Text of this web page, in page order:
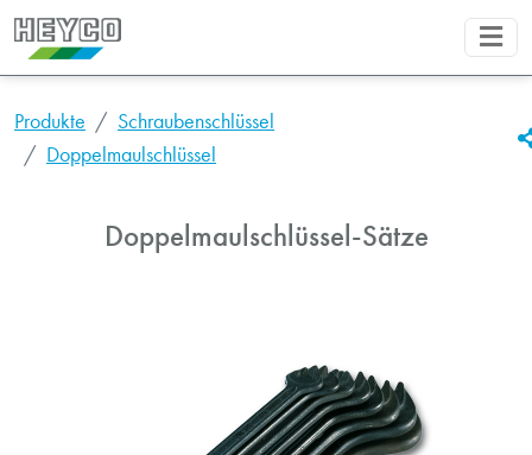
Produkte
Schraubenschlüssel
Doppelmaulschlüssel
Doppelmaulschlüssel-Sätze